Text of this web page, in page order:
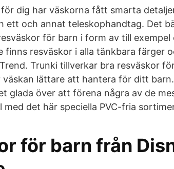
dig har väskorna fått smarta
ett och annat teleskophandtag. Det
för barn i form av till
finns resväskor i alla tänkbara färger
Trunki tillverkar bra resväskor
väskan lättare att hantera för ditt
glada över att förena några av de
med det här speciella PVC-fria
för barn från